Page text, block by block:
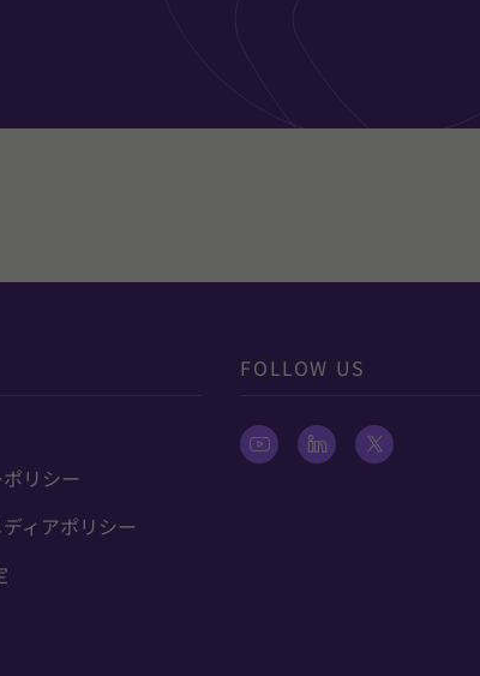
リシー
ィアポリシー
FOLLOW US